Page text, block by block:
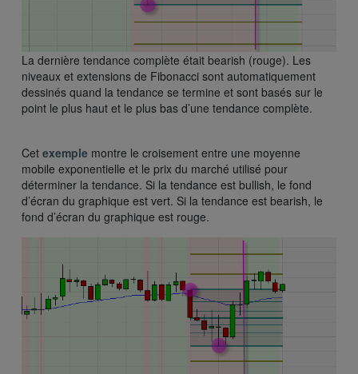
La dernière tendance complète était bearish (rouge). Les
niveaux et extensions de Fibonacci sont automatiquement
dessinés quand la tendance se termine et sont basés sur le
point le plus haut et le plus bas d’une tendance complète.
Cet exemple montre le croisement entre une moyenne
mobile exponentielle et le prix du marché utilisé pour
déterminer la tendance. Si la tendance est bullish, le fond
d’écran du graphique est vert. Si la tendance est bearish, le
fond d’écran du graphique est rouge.